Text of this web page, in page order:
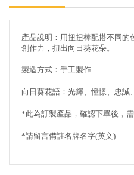
產品說明：用扭扭棒配搭不同的
創作力，扭出向日葵花朵。
製造方式：手工製作
向日葵花語：光輝、憧憬、忠誠
*此為訂製產品，確認下單後，需
*請留言備註名牌名字(英文)